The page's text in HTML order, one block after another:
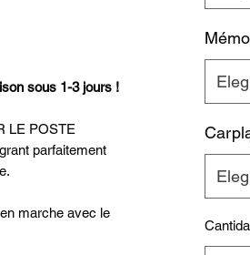
sous 1-3 jours !
LE POSTE
parfaitement
marche avec le